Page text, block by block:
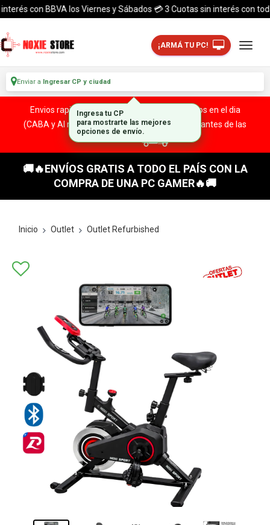
con BBVA los Viernes y Sábados 💳 3 Cuotas sin interés con
¡ARMÁ TU PC!
Enviar a Ingresar CP y ciudad
Envios rapidos y seguros a todo el pais. ¡ Envios en el dia
(CABA y Al rededores) Acreditando tu compra antes de las
🚚🔥ENVÍOS GRATIS A TODO EL PAÍS CON LA
COMPRA DE UNA PC GAMER🔥🚚
Inicio Outlet Outlet Refurbished